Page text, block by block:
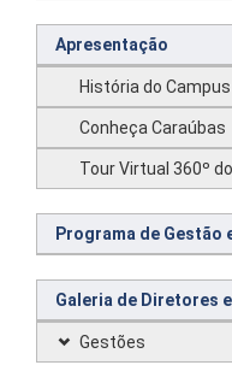
Apresentação
História do Campus
Conheça Caraúbas
Tour Virtual 360º
Programa de Gestão
Galeria de Diretores
Gestões